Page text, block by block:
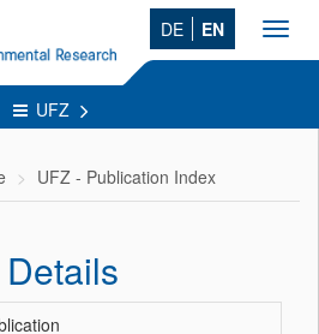
DE EN
UFZ
UFZ - Publication Index